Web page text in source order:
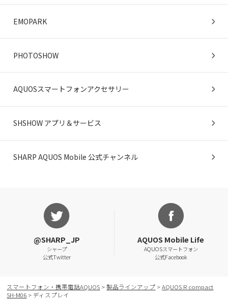
EMOPARK
PHOTOSHOW
AQUOSスマートフォンアクセサリー
SHSHOW アプリ＆サービス
SHARP AQUOS Mobile 公式チャンネル
@SHARP_JP
シャープ
公式Twitter
AQUOS Mobile Life
AQUOSスマートフォン
公式Facebook
スマートフォン・携帯電話AQUOS >製品ラインアップ >AQUOS R compact
SH-M06 > ディスプレイ